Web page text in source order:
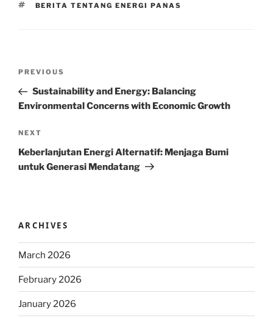
TAGS
BERITA TENTANG ENERGI PANAS
Previous
Post
PREVIOUS
Sustainability and Energy: Balancing
Environmental Concerns with Economic Growth
Next
Post
NEXT
Keberlanjutan Energi Alternatif: Menjaga Bumi
untuk Generasi Mendatang
ARCHIVES
March 2026
February 2026
January 2026